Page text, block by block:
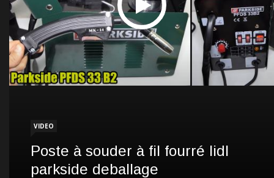
VIDEO
Poste à souder à fil fourré lidl
parkside deballage